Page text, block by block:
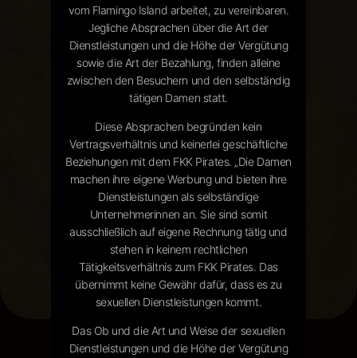
vom Flamingo Island arbeitet, zu vereinbaren.
Jegliche Absprachen über die Art der
Dienstleistungen und die Höhe der Vergütung
sowie die Art der Bezahlung, finden alleine
zwischen den Besuchern und den selbständig
tätigen Damen statt.
Diese Absprachen begründen kein
Vertragsverhältnis und keinerlei geschäftliche
Beziehungen mit dem FKK Pirates. „Die Damen
machen ihre eigene Werbung und bieten ihre
Dienstleistungen als selbständige
Unternehmerinnen an. Sie sind somit
ausschließlich auf eigene Rechnung tätig und
stehen in keinem rechtlichen
Tätigkeitsverhältnis zum FKK Pirates. Das
übernimmt keine Gewähr dafür, dass es zu
sexuellen Dienstleistungen kommt.
Das Ob und die Art und Weise der sexuellen
Dienstleistungen und die Höhe der Vergütung